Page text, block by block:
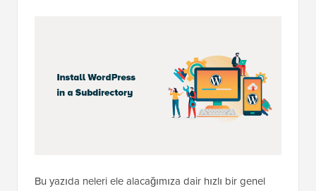
Bu yazıda neleri ele alacağımıza dair hızlı bir genel